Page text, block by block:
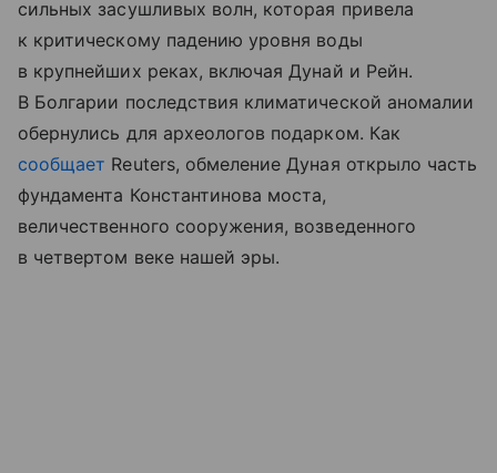
сильных засушливых волн, которая привела
к критическому падению уровня воды
в крупнейших реках, включая Дунай и Рейн.
В Болгарии последствия климатической аномалии
обернулись для археологов подарком. Как
сообщает Reuters, обмеление Дуная открыло часть
фундамента Константинова моста,
величественного сооружения, возведенного
в четвертом веке нашей эры.